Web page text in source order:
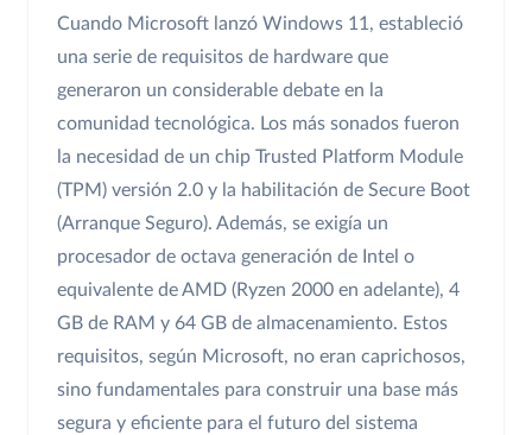
Cuando Microsoft lanzó Windows 11, estableció
una serie de requisitos de hardware que
generaron un considerable debate en la
comunidad tecnológica. Los más sonados fueron
la necesidad de un chip Trusted Platform Module
(TPM) versión 2.0 y la habilitación de Secure Boot
(Arranque Seguro). Además, se exigía un
procesador de octava generación de Intel o
equivalente de AMD (Ryzen 2000 en adelante), 4
GB de RAM y 64 GB de almacenamiento. Estos
requisitos, según Microsoft, no eran caprichosos,
sino fundamentales para construir una base más
segura y eficiente para el futuro del sistema